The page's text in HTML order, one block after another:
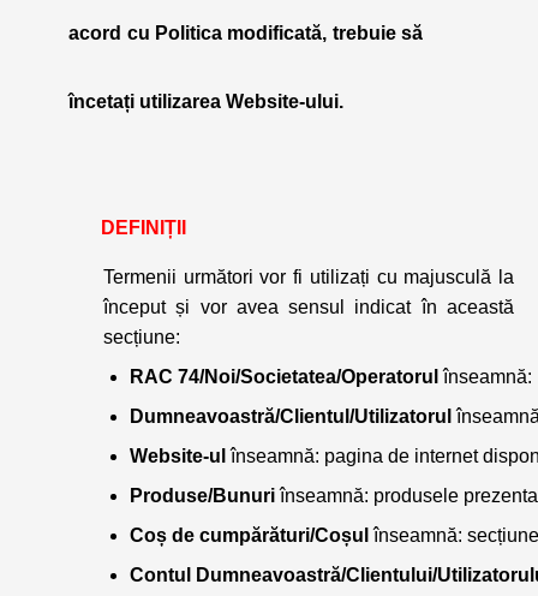
acord cu Politica modificată, trebuie să
încetați utilizarea Website-ului.
DEFINIȚII
Termenii următori vor fi utilizați cu majusculă la
început și vor avea sensul indicat în această
secțiune:
RAC 74/Noi/Societatea/Operatorul înseamnă:
Dumneavoastră/Clientul/Utilizatorul
Website-ul înseamnă: pagina de internet
Produse/Bunuri înseamnă: produsele
Coș de cumpărături/Coșul înseamnă:
Contul Dumneavoastră/Clientului/